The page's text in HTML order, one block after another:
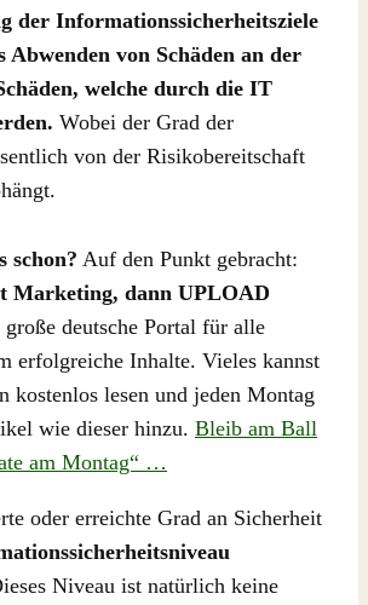
der Informationssicherheitsziele
Abwenden von Schäden an der
welche durch die IT
Wobei der Grad der
von der Risikobereitschaft
schon? Auf den Punkt gebracht:
Marketing, dann UPLOAD
große deutsche Portal für alle
erfolgreiche Inhalte. Vieles kannst
kostenlos lesen und jeden Montag
wie dieser hinzu. Bleib am Ball
am Montag“ …
oder erreichte Grad an Sicherheit
Niveau ist natürlich keine